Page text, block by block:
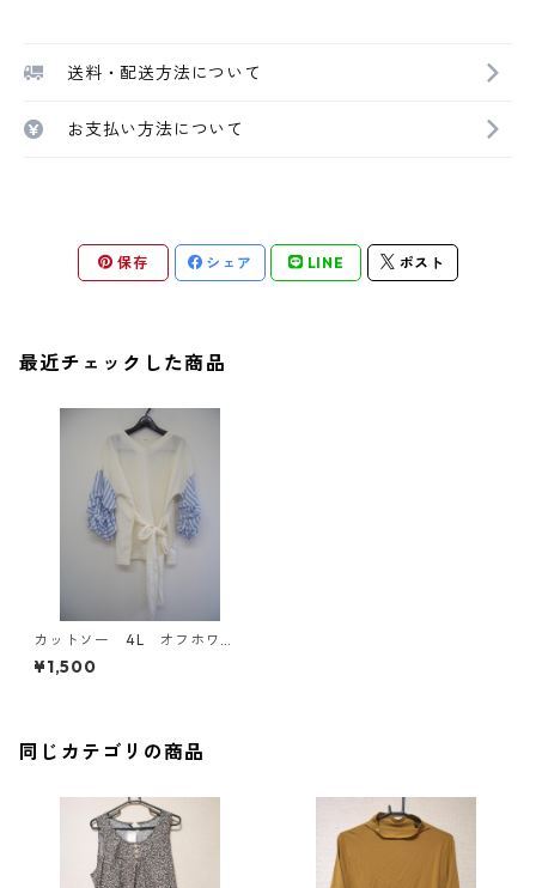
送料・配送方法について
お支払い方法について
保存 シェア LINE ポスト
最近チェックした商品
カットソー 4L オフホワイ
ト IY-3917
¥1,500
同じカテゴリの商品